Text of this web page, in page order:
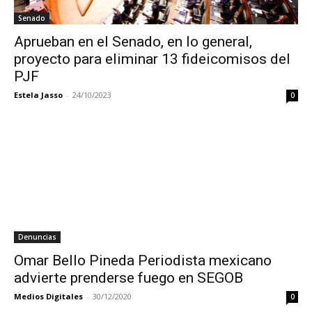
Senado
Aprueban en el Senado, en lo general,
proyecto para eliminar 13 fideicomisos del
PJF
Estela Jasso - 24/10/2023 0
Denuncias
Omar Bello Pineda Periodista mexicano
advierte prenderse fuego en SEGOB
Medios Digitales - 30/12/2020 0